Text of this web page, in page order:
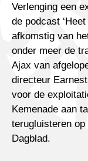
Verlenging een
de podcast
afkomstig van
onder meer de
Ajax van
directeur
voor de
Kemenade aan
terugluisteren
Dagblad.